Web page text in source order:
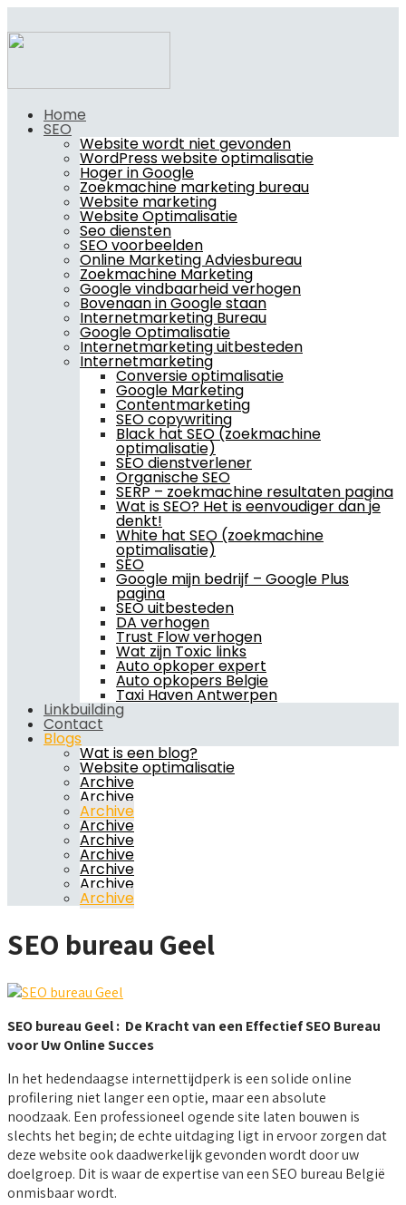
Home
SEO
Website wordt niet gevonden
WordPress website optimalisatie
Hoger in Google
Zoekmachine marketing bureau
Website marketing
Website Optimalisatie
Seo diensten
SEO voorbeelden
Online Marketing Adviesbureau
Zoekmachine Marketing
Google vindbaarheid verhogen
Bovenaan in Google staan
Internetmarketing Bureau
Google Optimalisatie
Internetmarketing uitbesteden
Internetmarketing
Conversie optimalisatie
Google Marketing
Contentmarketing
SEO copywriting
Black hat SEO (zoekmachine
optimalisatie)
SEO dienstverlener
Organische SEO
SERP – zoekmachine resultaten pagina
Wat is SEO? Het is eenvoudiger dan je
denkt!
White hat SEO (zoekmachine
optimalisatie)
SEO
Google mijn bedrijf – Google Plus
pagina
SEO uitbesteden
DA verhogen
Trust Flow verhogen
Wat zijn Toxic links
Auto opkoper expert
Auto opkopers Belgie
Taxi Haven Antwerpen
Linkbuilding
Contact
Blogs
Wat is een blog?
Website optimalisatie
Archive
Archive
Archive
Archive
Archive
Archive
Archive
Archive
Archive
SEO bureau Geel
SEO bureau Geel : De Kracht van een Effectief SEO Bureau
voor Uw Online Succes
In het hedendaagse internettijdperk is een solide online
profilering niet langer een optie, maar een absolute
noodzaak. Een professioneel ogende site laten bouwen is
slechts het begin; de echte uitdaging ligt in ervoor zorgen dat
deze website ook daadwerkelijk gevonden wordt door uw
doelgroep. Dit is waar de expertise van een SEO bureau België
onmisbaar wordt.